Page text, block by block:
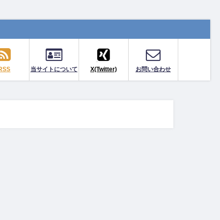
当サイトについて X(Twitter) お問い合わせ